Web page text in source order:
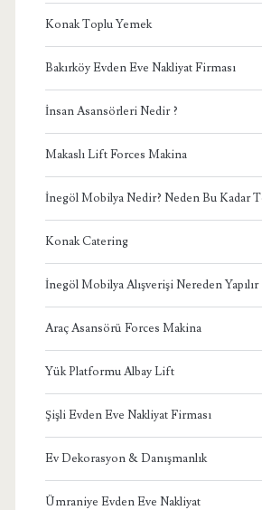
Konak Toplu Yemek
Bakırköy Evden Eve Nakliyat Firması
İnsan Asansörleri Nedir ?
Makaslı Lift Forces Makina
İnegöl Mobilya Nedir? Neden Bu Kadar
Konak Catering
İnegöl Mobilya Alışverişi Nereden Yapılır
Araç Asansörü Forces Makina
Yük Platformu Albay Lift
Şişli Evden Eve Nakliyat Firması
Ev Dekorasyon & Danışmanlık
Ümraniye Evden Eve Nakliyat